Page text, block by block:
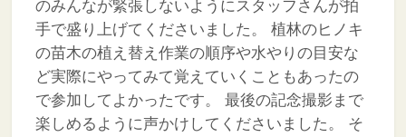
のみんなが緊張しないようにスタッフさんが拍
手で盛り上げてくださいました。
植林のヒノキ
の苗木の植え替え作業の順序や水やりの目安な
ど実際にやってみて覚えていくこともあったの
で参加してよかったです。
最後の記念撮影まで
楽しめるように声かけしてくださいました。
そ